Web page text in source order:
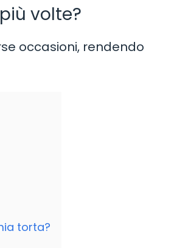
volte?
occasioni, rendendo
torta?